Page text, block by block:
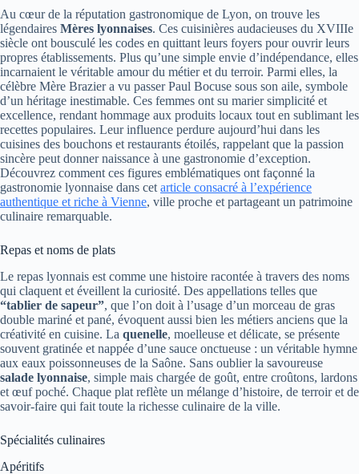
Au cœur de la réputation gastronomique de Lyon, on trouve les
légendaires Mères lyonnaises. Ces cuisinières audacieuses du XVIIIe
siècle ont bousculé les codes en quittant leurs foyers pour ouvrir leurs
propres établissements. Plus qu’une simple envie d’indépendance, elles
incarnaient le véritable amour du métier et du terroir. Parmi elles, la
célèbre Mère Brazier a vu passer Paul Bocuse sous son aile, symbole
d’un héritage inestimable. Ces femmes ont su marier simplicité et
excellence, rendant hommage aux produits locaux tout en sublimant les
recettes populaires. Leur influence perdure aujourd’hui dans les
cuisines des bouchons et restaurants étoilés, rappelant que la passion
sincère peut donner naissance à une gastronomie d’exception.
Découvrez comment ces figures emblématiques ont façonné la
gastronomie lyonnaise dans cet article consacré à l’expérience
authentique et riche à Vienne, ville proche et partageant un patrimoine
culinaire remarquable.
Repas et noms de plats
Le repas lyonnais est comme une histoire racontée à travers des noms
qui claquent et éveillent la curiosité. Des appellations telles que
“tablier de sapeur”, que l’on doit à l’usage d’un morceau de gras
double mariné et pané, évoquent aussi bien les métiers anciens que la
créativité en cuisine. La quenelle, moelleuse et délicate, se présente
souvent gratinée et nappée d’une sauce onctueuse : un véritable hymne
aux eaux poissonneuses de la Saône. Sans oublier la savoureuse
salade lyonnaise, simple mais chargée de goût, entre croûtons, lardons
et œuf poché. Chaque plat reflète un mélange d’histoire, de terroir et de
savoir-faire qui fait toute la richesse culinaire de la ville.
Spécialités culinaires
Apéritifs